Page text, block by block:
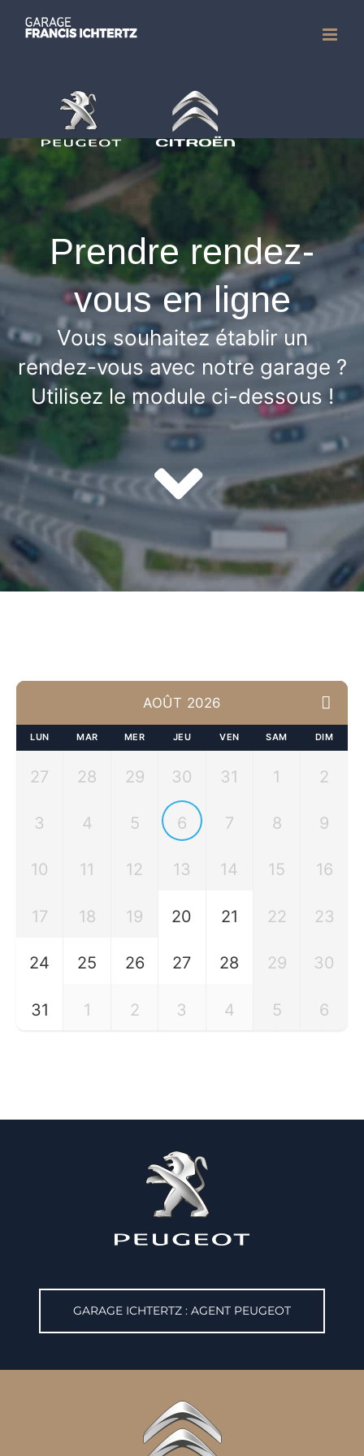
Prendre rendez-
vous en ligne
Vous souhaitez établir un
rendez-vous avec notre garage ?
Utilisez le module ci-dessous !
AOÛT 2026
LUN MAR MER JEU VEN SAM DIM
27 28 29 30 31 1 2
3 4 5 6 7 8 9
10 11 12 13 14 15 16
17 18 19 20 21 22 23
24 25 26 27 28 29 30
31 1 2 3 4 5 6
GARAGE ICHTERTZ : AGENT PEUGEOT